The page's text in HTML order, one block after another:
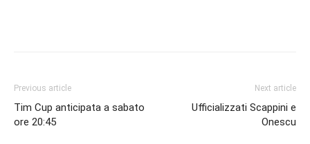
Previous article
Tim Cup anticipata a sabato
ore 20:45
Next article
Ufficializzati Scappini e
Onescu